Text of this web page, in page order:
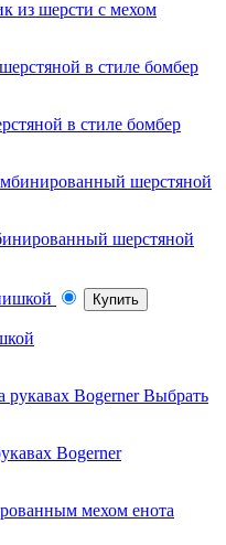
из шерсти с мехом
в стиле бомбер
шерстяной
Купить
Выбрать
Bogerner